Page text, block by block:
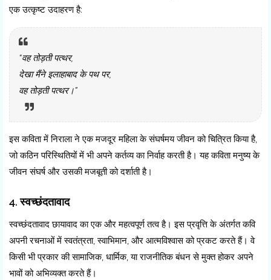
एक उत्कृष्ट उदाहरण है:
“वह तोड़ती पत्थर,
देखा मैंने इलाहाबाद के पथ पर,
वह तोड़ती पत्थर।”
इस कविता में निराला ने एक मजदूर महिला के संघर्षमय जीवन को चित्रित किया है,
जो कठिन परिस्थितियों में भी अपने कर्तव्य का निर्वाह करती है। यह कविता मनुष्य के
जीवन संघर्ष और उसकी मजबूती को दर्शाती है।
4. स्वच्छंदतावाद
स्वच्छंदतावाद छायावाद का एक और महत्वपूर्ण तत्व है। इस प्रवृत्ति के अंतर्गत कवि
अपनी रचनाओं में स्वतंत्रता, स्वाभिमान, और आत्मविश्वास को प्रकट करते हैं। वे
किसी भी प्रकार की सामाजिक, धार्मिक, या राजनीतिक बंधन से मुक्त होकर अपने
भावों को अभिव्यक्त करते हैं।